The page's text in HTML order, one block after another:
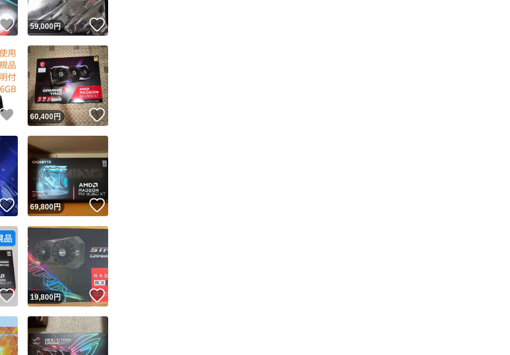
いいね！
59,000円 いいね！
いいね！
60,400円 いいね！
いいね！
69,800円 いいね！
いいね！
19,800円 いいね！